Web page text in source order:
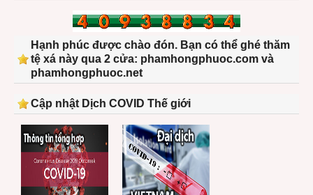
Hạnh phúc được chào đón. Bạn có thể ghé thăm
tệ xá này qua 2 cửa: phamhongphuoc.com và
phamhongphuoc.net
Cập nhật Dịch COVID Thế giới